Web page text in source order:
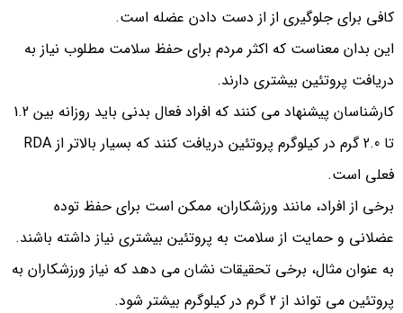
کافی برای جلوگیری از از دست دادن عضله است.
این بدان معناست که اکثر مردم برای حفظ سلامت مطلوب نیاز به
دریافت پروتئین بیشتری دارند.
کارشناسان پیشنهاد می کنند که افراد فعال بدنی باید روزانه بین 1.2
تا 2.0 گرم در کیلوگرم پروتئین دریافت کنند که بسیار بالاتر از RDA
فعلی است.
برخی از افراد، مانند ورزشکاران، ممکن است برای حفظ توده
عضلانی و حمایت از سلامت به پروتئین بیشتری نیاز داشته باشند.
به عنوان مثال، برخی تحقیقات نشان می دهد که نیاز ورزشکاران به
پروتئین می تواند از 2 گرم در کیلوگرم بیشتر شود.